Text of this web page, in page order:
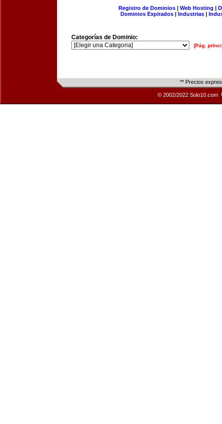
Registro de Dominios| Web Hosting |
Dominios Expirados | Industrias |
Categorías de Dominio:
[Pág.
** Precios
© 2002/2022 Solo10.com